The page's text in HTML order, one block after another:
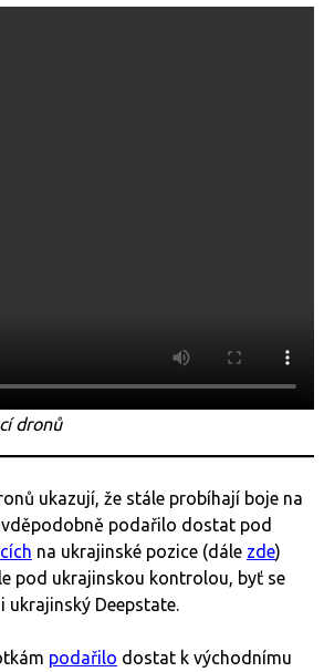
dronů
ukazují, že stále probíhají boje na
podařilo dostat pod
na ukrajinské pozice (dále zde)
pod ukrajinskou kontrolou, byť se
i ukrajinský Deepstate.
podařilo dostat k východnímu